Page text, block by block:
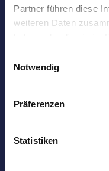
Partner führen diese
weiteren Daten
Notwendig
Präferenzen
Statistiken